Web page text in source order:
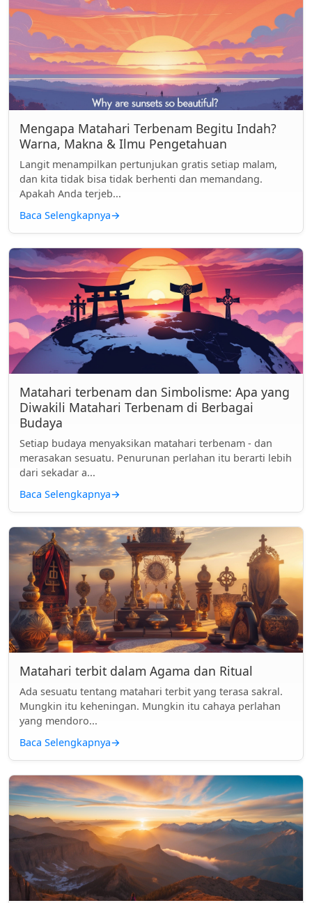
Mengapa Matahari Terbenam Begitu Indah?
Warna, Makna & Ilmu Pengetahuan
Langit menampilkan pertunjukan gratis setiap malam,
dan kita tidak bisa tidak berhenti dan memandang.
Apakah Anda terjeb...
Baca Selengkapnya→
Matahari terbenam dan Simbolisme: Apa yang
Diwakili Matahari Terbenam di Berbagai
Budaya
Setiap budaya menyaksikan matahari terbenam - dan
merasakan sesuatu. Penurunan perlahan itu berarti lebih
dari sekadar a...
Baca Selengkapnya→
Matahari terbit dalam Agama dan Ritual
Ada sesuatu tentang matahari terbit yang terasa sakral.
Mungkin itu keheningan. Mungkin itu cahaya perlahan
yang mendoro...
Baca Selengkapnya→